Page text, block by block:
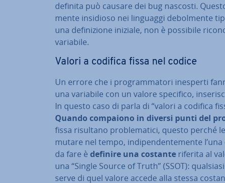
definita può causare dei bug nascosti.
men­te insidioso nei linguaggi de­bol­men­te
una de­fi­ni­zio­ne iniziale, non è possibile
variabile.
Valori a codifica fissa nel codice
Un errore che i pro­gram­ma­to­ri inesperti
una variabile con un valore specifico,
In questo caso di parla di “valori a codifica
Quando compaiono in diversi punti del
fissa risultano pro­ble­ma­ti­ci, questo perché
mutare nel tempo, in­di­pen­den­te­men­te l’una
da fare è definire una costante riferita al
una “Single Source of Truth” (SSOT):
serve di quel valore accede alla stessa